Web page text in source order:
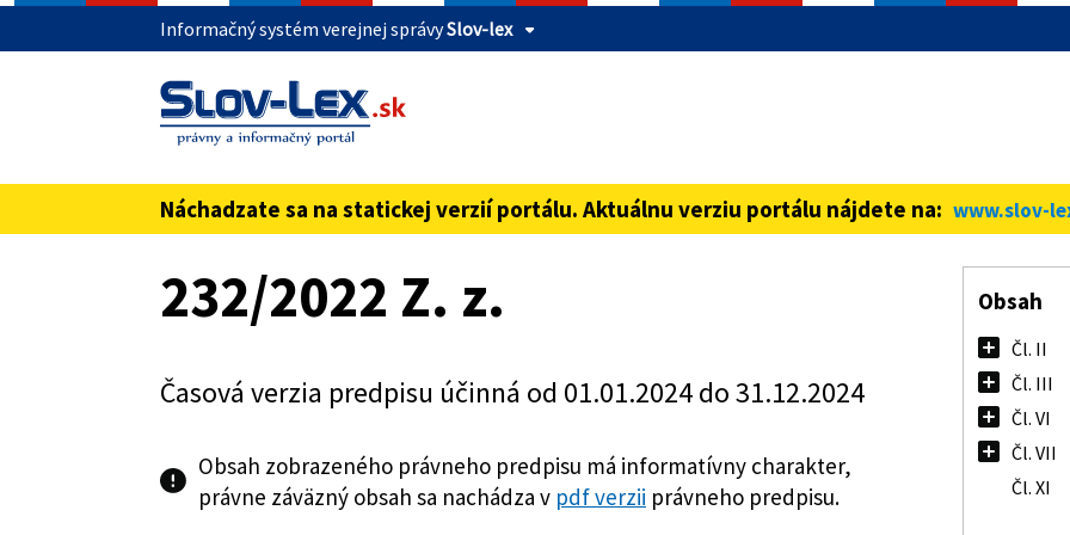
Informačný systém verejnej správySlov-lex
Táto stránka je zabezpečená
Buďte pozorní a vždy sa uistite, že zdieľate informácie iba cez zabezpečenú
pred názvom domény webového sídla.
Náchadzate sa na statickej verzií portálu. Aktuálnu verziu portálu nájdete na: www.slov-
Preskoč na obsah232/2022 Z. z.
Časová verzia predpisu účinná od 01.01.2024 do 31.12.2024
Obsah zobrazeného právneho predpisu má informatívny charakter,
právne záväzný obsah sa nachádza v pdf verzii právneho predpisu.
Obsah
Čl. II
Čl. III
Čl. VI
Čl. VII
Čl. XI